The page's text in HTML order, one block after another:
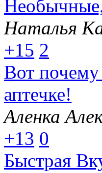
Наталья
+15 2
Вот
аптечке!
Аленка
+13 0
Быстрая